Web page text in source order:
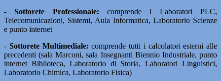
-Sottorete Professionale: comprende i Laboratori PLC,
Telecomunicazioni, Sistemi, Aula Informatica, Laboratorio Scienze
e punto internet
- Sottorete Multimediale: comprende tutti i calcolatori esterni alle
precedenti (sala Marconi, sala Insegnanti Biennio Industriale, punto
internet Biblioteca, Laboratorio di Storia, Laboratori Linguistici,
Laboratorio Chimica, Laboratorio Fisica)